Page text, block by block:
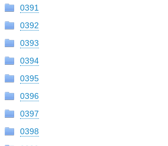
0391
0392
0393
0394
0395
0396
0397
0398